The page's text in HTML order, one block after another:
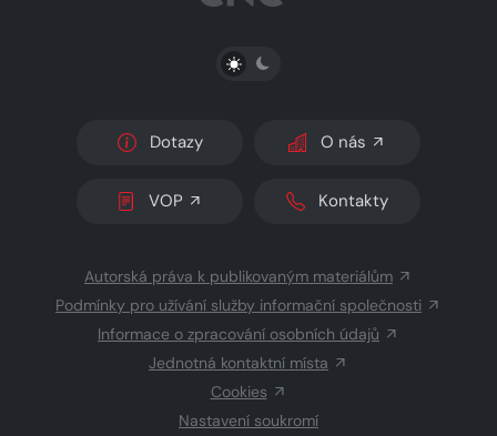
PŘEPNOUT SVĚTLÝ/TMAVÝ REŽIM
Dotazy O nás
VOP Kontakty
Autorská práva k publikovaným materiálům
Podmínky pro užívání služby informační společnosti
Informace o zpracování osobních údajů
Jednotná kontaktní místa
Cookies
Nastavení soukromí